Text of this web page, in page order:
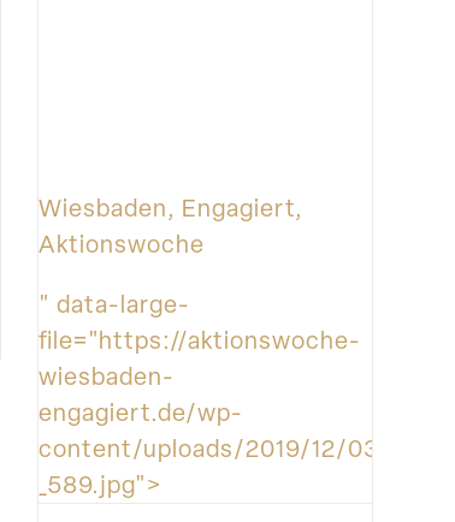
Wiesbaden, Engagiert,
Aktionswoche
" data-large-
file="https://aktionswoche-
wiesbaden-
engagiert.de/wp-
content/uploads/2019/12/
_589.jpg">